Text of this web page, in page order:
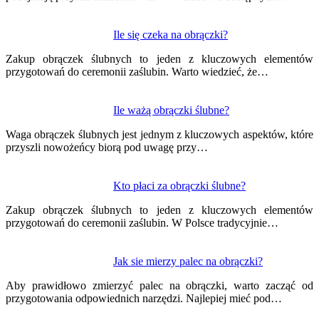
Ile się czeka na obrączki?
Zakup obrączek ślubnych to jeden z kluczowych elementów
przygotowań do ceremonii zaślubin. Warto wiedzieć, że…
Ile ważą obrączki ślubne?
Waga obrączek ślubnych jest jednym z kluczowych aspektów, które
przyszli nowożeńcy biorą pod uwagę przy…
Kto płaci za obrączki ślubne?
Zakup obrączek ślubnych to jeden z kluczowych elementów
przygotowań do ceremonii zaślubin. W Polsce tradycyjnie…
Jak sie mierzy palec na obrączki?
Aby prawidłowo zmierzyć palec na obrączki, warto zacząć od
przygotowania odpowiednich narzędzi. Najlepiej mieć pod…